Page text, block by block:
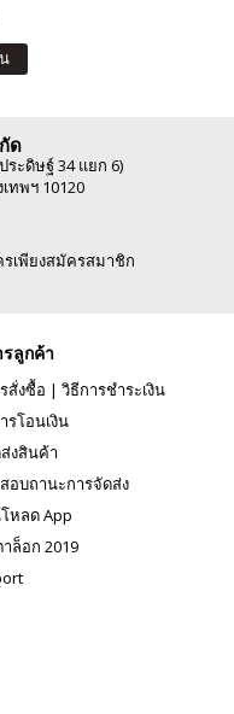
ด
ะดิษฐ์ 34 แยก 6)
ทพฯ 10120
เพียงสมัครสมาชิก
ลูกค้า
สั่งซื้อ | วิธีการชำระเงิน
รโอนเงิน
งสินค้า
อบถานะการจัดส่ง
หลด App
ล็อก 2019